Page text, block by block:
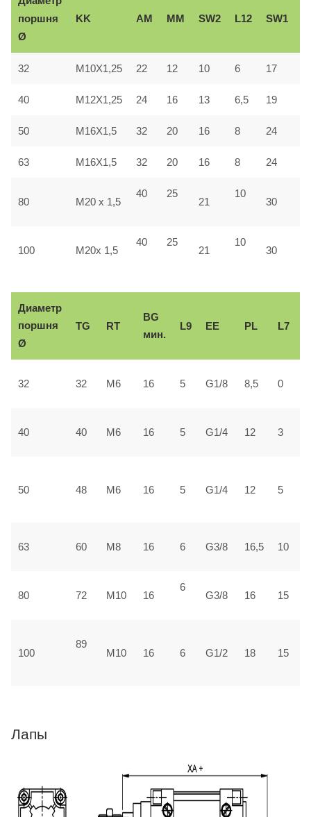
поршня
Ø
KK AM ММ SW2 L12 SW1
32 M10X1,25 22 12 10 6 17
40 M12X1,25 24 16 13 6,5 19
50 M16X1,5 32 20 16 8 24
63 M16X1,5 32 20 16 8 24
80 M20 x 1,5
40 25
21
10
30
100 M20x 1,5
40 25
21
10
30
Диаметр
поршня
Ø
TG RT
BG
мин.
L9 ЕЕ PL L7
32 32 М6 16 5 G1/8 8,5 0
40 40 М6 16 5 G1/4 12 3
50 48 М6 16 5 G1/4 12 5
63 60 М8 16 6 G3/8 16,5 10
80 72 М10 16
6
G3/8 16 15
100
89
М10 16 6 G1/2 18 15
Лапы